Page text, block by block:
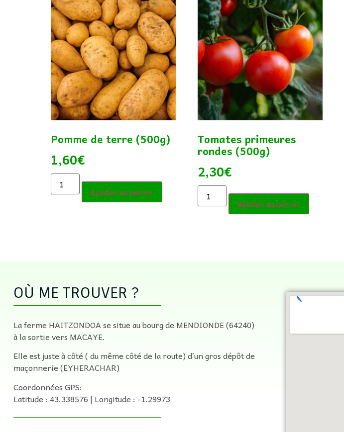
Pomme de terre (500g)
1,60€
Ajouter au panier
Tomates primeures
rondes (500g)
2,30€
Ajouter au panier
OÙ ME TROUVER ?
La ferme HAITZONDOA se situe au bourg de MENDIONDE (64240)
à la sortie vers MACAYE.
Elle est juste à côté ( du même côté de la route) d’un gros dépôt de
maçonnerie (EYHERACHAR)
Coordonnées GPS:
Latitude : 43.338576 | Longitude : -1.29973